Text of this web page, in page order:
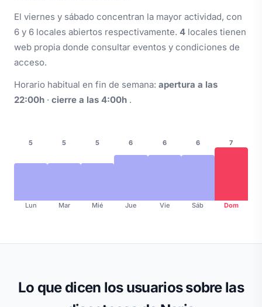
El viernes y sábado concentran la mayor actividad, con
6 y 6 locales abiertos respectivamente. 4 locales tienen
web propia donde consultar eventos y condiciones de
acceso.
Horario habitual en fin de semana: apertura a las
22:00h · cierre a las 4:00h .
5
Lun
5
Mar
5
Mié
6
Jue
6
Vie
6
Sáb
7
Dom
Lo que dicen los usuarios sobre las